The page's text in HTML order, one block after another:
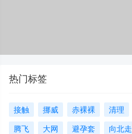
热门标签
接触 挪威 赤裸裸 清理
腾飞
大网 避孕套 向北走